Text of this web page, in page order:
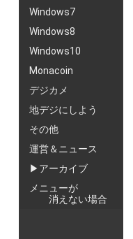
Windows7
Windows8
Windows10
Monacoin
デジカメ
地デジにしよう
その他
運営＆ニュース
▶アーカイブ
メニューが
消えない場合